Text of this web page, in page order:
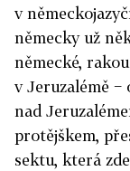
v
německy už
německé,
v Jeruzalémě
nad
protějškem,
sektu, která